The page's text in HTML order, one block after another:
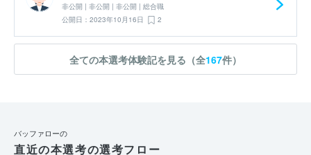
非公開 | 非公開 | 非公開 | 総合職
公開日：2023年10月16日
2
全ての本選考体験記を見る（全167件）
バッファローの
直近の本選考の選考フロー